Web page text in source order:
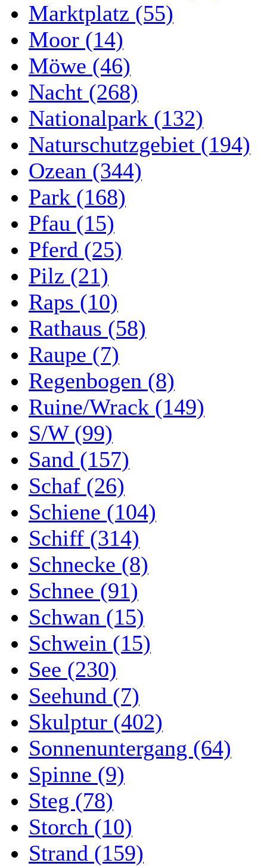
Marktplatz (55)
Moor (14)
Möwe (46)
Nacht (268)
Nationalpark (132)
Naturschutzgebiet (194)
Ozean (344)
Park (168)
Pfau (15)
Pferd (25)
Pilz (21)
Raps (10)
Rathaus (58)
Raupe (7)
Regenbogen (8)
Ruine/Wrack (149)
S/W (99)
Sand (157)
Schaf (26)
Schiene (104)
Schiff (314)
Schnecke (8)
Schnee (91)
Schwan (15)
Schwein (15)
See (230)
Seehund (7)
Skulptur (402)
Sonnenuntergang (64)
Spinne (9)
Steg (78)
Storch (10)
Strand (159)